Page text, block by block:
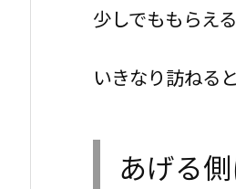
少しでももらえ
いきなり訪ねる
あげる